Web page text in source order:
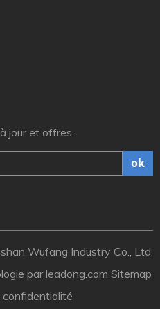
jour et offres.
ok
Wufang Industry Co., Ltd.
parleadong.com Sitemap
confidentialité